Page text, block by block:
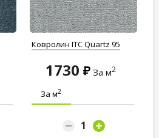
Ковролин ITC Quartz 95
1730 За м2
За м2